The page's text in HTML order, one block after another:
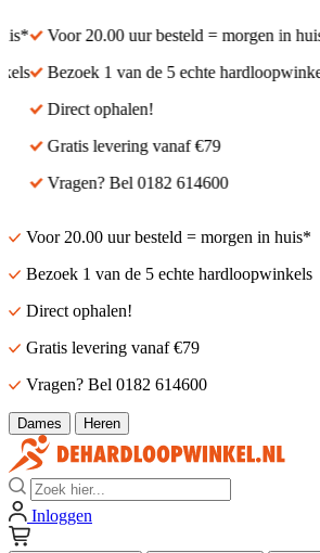
Voor 20.00 uur besteld = morgen in huis*
Bezoek 1 van de 5 echte hardloopwinkels
Direct ophalen!
Gratis levering vanaf €79
Vragen? Bel 0182 614600
Voor 20.00 uur besteld = morgen in huis*
Bezoek 1 van de 5 echte hardloopwinkels
Direct ophalen!
Gratis levering vanaf €79
Vragen? Bel 0182 614600
Dames Heren
Zoek
Inloggen